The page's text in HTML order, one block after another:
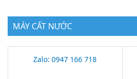
MÁY CẤT NƯỚC
Zalo: 0947 166 718